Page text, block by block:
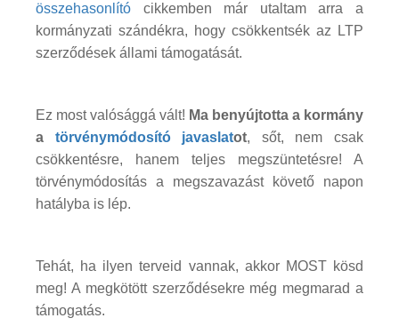
összehasonlító cikkemben már utaltam arra a
kormányzati szándékra, hogy csökkentsék az LTP
szerződések állami támogatását.
Ez most valósággá vált! Ma benyújtotta a kormány
a törvénymódosító javaslatot, sőt, nem csak
csökkentésre, hanem teljes megszüntetésre! A
törvénymódosítás a megszavazást követő napon
hatályba is lép.
Tehát, ha ilyen terveid vannak, akkor MOST kösd
meg! A megkötött szerződésekre még megmarad a
támogatás.